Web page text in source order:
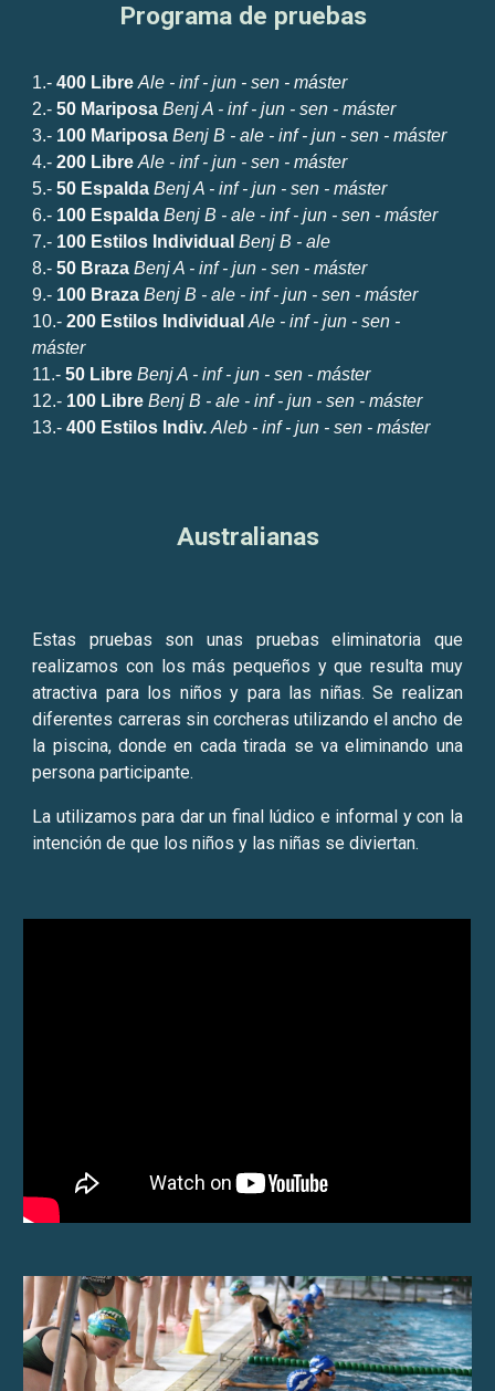
Programa de pruebas
1.-400 Libre Ale - inf - jun -sen - máster
2.-50 Mariposa Benj A - inf - jun - sen - máster
3.- 100 Mariposa Benj B - ale - inf - jun - sen - máster
4.-200 Libre Ale - inf - jun - sen - máster
5.-50 Espalda Benj A - inf - jun - sen - máster
6.- 100 Espalda Benj B - ale - inf - jun - sen - máster
7.- 100 Estilos Individual Benj B - ale
8.-50 Braza Benj A - inf - jun - sen - máster
9.- 100 Braza Benj B - ale - inf - jun - sen - máster
10.-200 Estilos Ind ividual Ale - inf - jun - sen -
máster
11.-50 Libre Benj A - inf - jun - sen - máster
12.- 100 Libre Benj B - ale - inf - jun - sen - máster
13.-400 Estilos Ind iv. Aleb - inf - jun - sen - máster
Australianas
Estas pruebas son unas pruebas eliminatoria que
realizamos con los más pequeños y que resulta muy
atractiva para los niños y para las niñas. Se realizan
diferentes carreras sin corcheras utilizando el ancho de
la piscina, donde en cada tirada se va eliminando una
persona participante.
La utilizamos para dar un final lúdico e informal y con la
intención de que los niños y las niñas se diviertan.